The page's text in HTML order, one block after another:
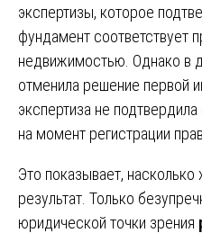
экспертизы, которое
фундамент соответствует
недвижимостью. Однако в
отменила решение первой
экспертиза не
на момент регистрации
Это показывает,
результат. Только
юридической точки зрения